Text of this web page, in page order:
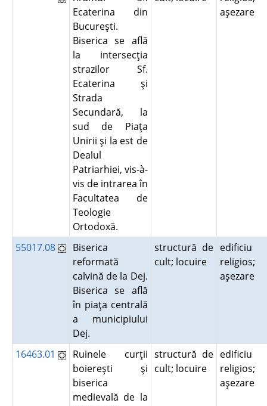
Ecaterina din
Bucureşti.
Biserica se află
la intersecţia
strazilor Sf.
Ecaterina şi
Strada
Secundară, la
sud de Piaţa
Unirii şi la est de
Dealul
Patriarhiei, vis-à-
vis de intrarea în
Facultatea de
Teologie
Ortodoxă.
aşezare
55017.08
Biserica
reformată
calvină de la Dej.
Biserica se află
în piaţa centrală
a municipiului
Dej.
structură de
cult; locuire
edificiu
religios;
aşezare
16463.01
Ruinele curţii
boiereşti şi
biserica
medievală de la
structură de
cult; locuire
edificiu
religios;
aşezare